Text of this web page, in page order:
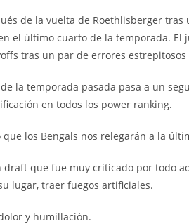
de la vuelta de Roethlisberger tras
el último cuarto de la temporada. El
tras un par de errores
la temporada pasada pasa a un
en todos los power ranking.
los Bengals nos relegarán a la
que fue muy criticado por todo
lugar, traer fuegos artificiales.
y humillación.